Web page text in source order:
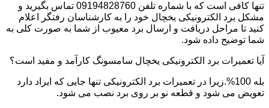
تنها کافی است که با شماره تلفن 09194828760 تماس بگیرید و
مشکل برد الکترونیکی یخچال خود را به کارشناسان رفتگر اعلام
کنید تا مراحل دریافت و ارسال برد معیوب از شما به صورت کلی به
شما توضیح داده شود.
آیا تعمیرات برد الکترونیکی یخچال سامسونگ کارآمد و مفید است؟
بله 100%.زیرا در تعمیرات برد الکترونیکی تنها جایی که ایراد دارد
تعویض می شود و قطعه نو بر روی برد نصب می شود.